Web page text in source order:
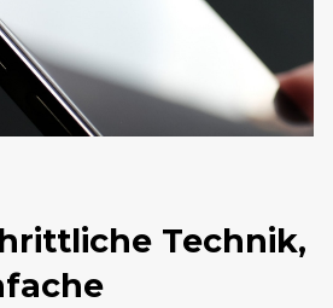
Technik,